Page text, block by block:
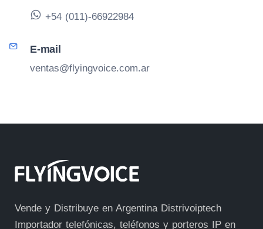
+54 (011)-66922984
E-mail
ventas@flyingvoice.com.ar
Vende y Distribuye en Argentina Distrivoiptech
Importador telefónicas, teléfonos y porteros IP en